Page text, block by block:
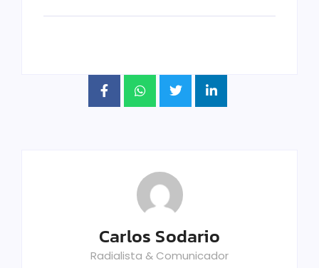
Carlos Sodario
Radialista & Comunicador